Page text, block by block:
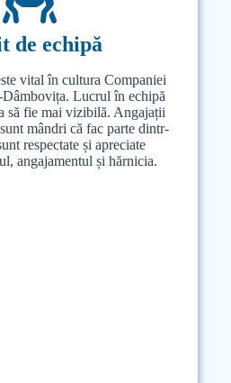
de echipă
vital în cultura Companiei
. Lucrul în echipă
să fie mai vizibilă. Angajații
mândri că fac parte dintr-
respectate și apreciate
angajamentul și hărnicia.
de echipă
vital în cultura Companiei
Lucrul în echipă
să fie mai vizibilă. Angajații
mândri că fac parte dintr-
respectate și apreciate
angajamentul și hărnicia.